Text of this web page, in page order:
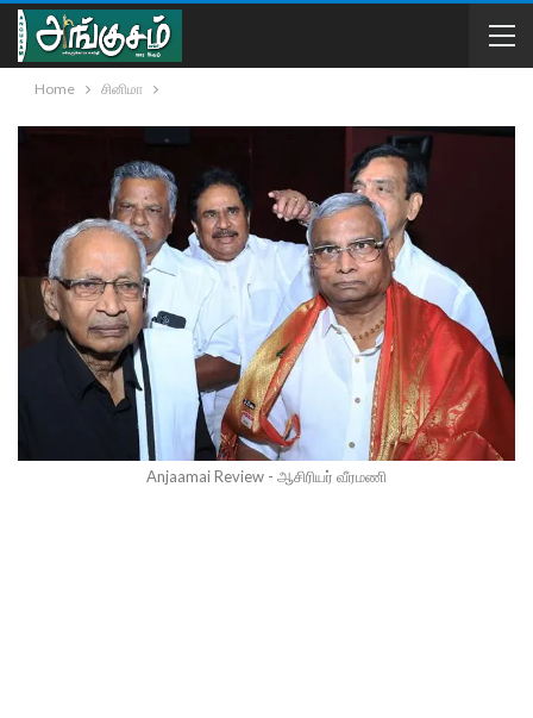
Home சினிமா
Anjaamai Review - ஆசிரியர் வீரமணி